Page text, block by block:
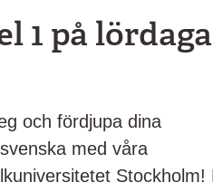
1 på
och fördjupa dina
med våra
Stockholm!